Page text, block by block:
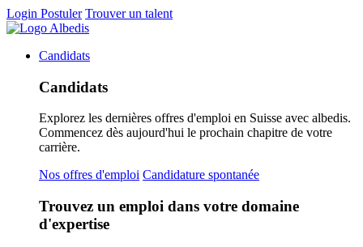
Login Postuler Trouver un talent
Candidats
Candidats
Explorez les dernières offres d'emploi en Suisse avec albedis.
Commencez dès aujourd'hui le prochain chapitre de votre
carrière.
Nos offres d'emploi Candidature spontanée
Trouvez un emploi dans votre domaine
d'expertise